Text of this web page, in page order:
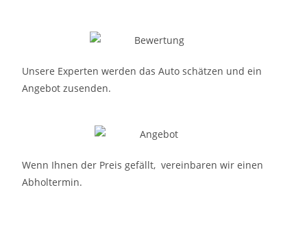
Unsere Experten werden das Auto schätzen und ein
Angebot zusenden.
Wenn Ihnen der Preis gefällt, vereinbaren wir einen
Abholtermin.